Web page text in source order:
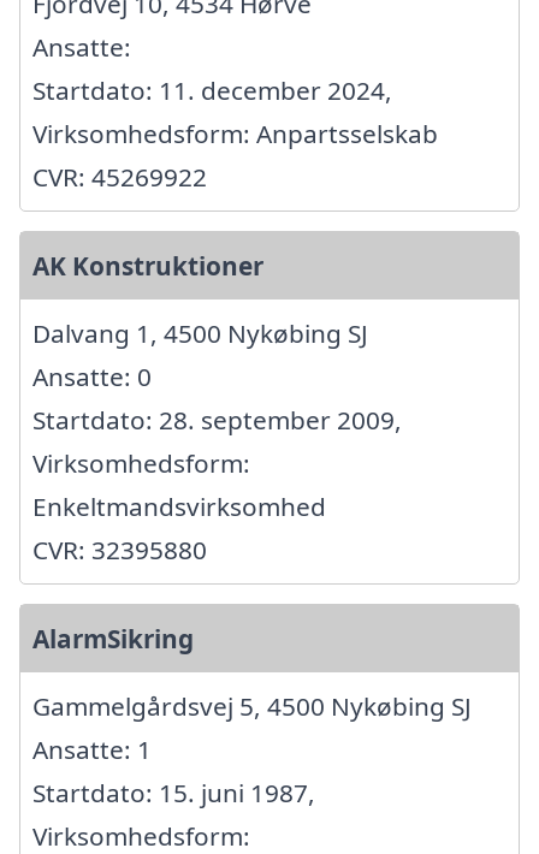
Ansatte:
Startdato: 11. december 2024,
Virksomhedsform: Anpartsselskab
CVR: 45269922
AK Konstruktioner
Dalvang 1, 4500 Nykøbing SJ
Ansatte: 0
Startdato: 28. september 2009,
Virksomhedsform:
Enkeltmandsvirksomhed
CVR: 32395880
AlarmSikring
Gammelgårdsvej 5, 4500 Nykøbing SJ
Ansatte: 1
Startdato: 15. juni 1987,
Virksomhedsform: